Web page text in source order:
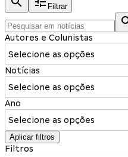
Filtrar
Autores e Colunistas
Selecione as opções
Notícias
Selecione as opções
Ano
Selecione as opções
Aplicar filtros
Filtros